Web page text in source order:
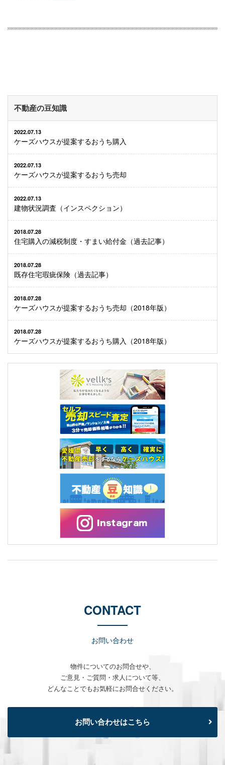
不動産の豆知識
2022.07.13
ケーズハウスが提案するおうち購入
2022.07.13
ケーズハウスが提案するおうち売却
2022.07.13
建物状況調査（インスペクション）
2018.07.28
住宅購入の減税制度・すまい給付金（過去記事）
2018.07.28
既存住宅瑕疵保険（過去記事）
2018.07.28
ケーズハウスが提案するおうち売却（2018年版）
2018.07.28
ケーズハウスが提案するおうち購入（2018年版）
CONTACT
お問い合わせ
物件についてのお問合せや、
ご意見・ご質問・求人について等、
どんなことでもお気軽にお問合せください。
お問い合わせはこちら